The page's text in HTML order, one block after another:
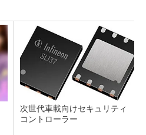
次世代車載向けセキュリティ
コントローラー